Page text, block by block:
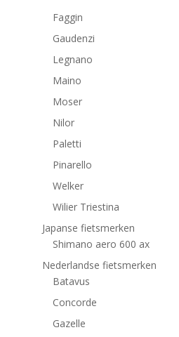
Faggin
Gaudenzi
Legnano
Maino
Moser
Nilor
Paletti
Pinarello
Welker
Wilier Triestina
Japanse fietsmerken
Shimano aero 600 ax
Nederlandse fietsmerken
Batavus
Concorde
Gazelle